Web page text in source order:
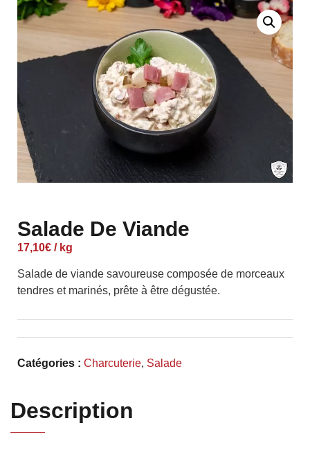
Salade De Viande
17,10€ / kg
Salade de viande savoureuse composée de morceaux
tendres et marinés, prête à être dégustée.
Catégories : Charcuterie, Salade
Description